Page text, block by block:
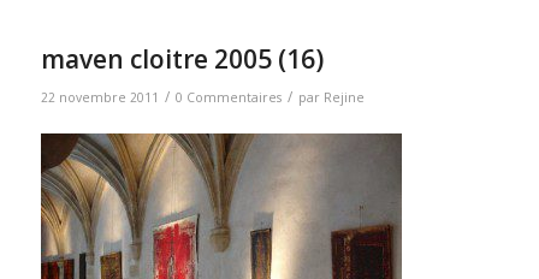
maven cloitre 2005 (16)
22 novembre 2011 / 0 Commentaires / par Rejine